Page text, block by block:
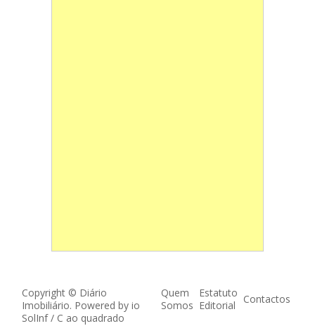
Copyright © Diário
Imobiliário. Powered by io
SolInf/ C ao quadrado
Quem
Somos
Estatuto
Editorial
Contactos